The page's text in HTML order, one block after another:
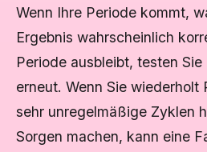
Wenn Ihre Periode kommt,
Ergebnis wahrscheinlich
Periode ausbleibt, testen
erneut. Wenn Sie wiederholt
sehr unregelmäßige Zyklen
Sorgen machen, kann eine